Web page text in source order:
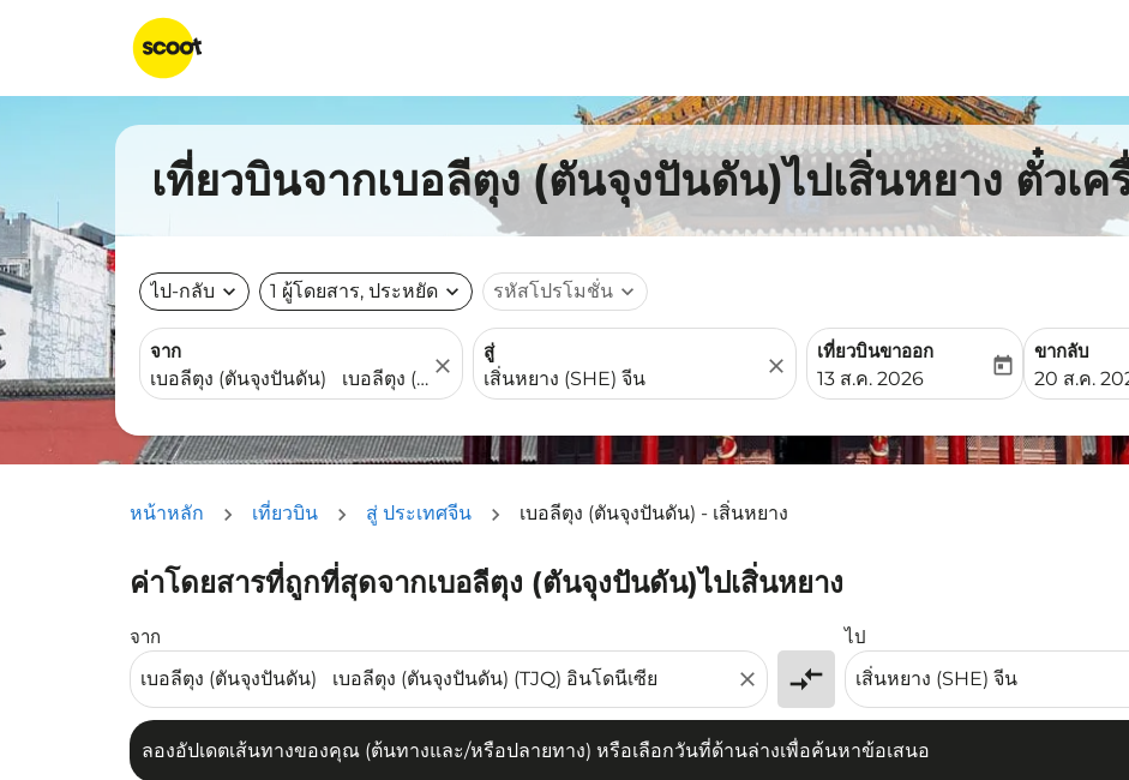
เที่ยวบินจากเบอลีตุง (ตันจุงปันดัน)ไปเสิ่นหยาง ตั๋วเ
ไป-กลับ expand_more 1 ผู้โดยสาร, ประหยัด expand_more รหัสโปรโมชั่น expand_more
จาก
close
สู่
close
เที่ยวบินขาออก
fc-booking-departure-date-aria-
13 ส.ค. 2026
today
ขากลับ
fc-
20 ส.ค.
หน้าหลัก เที่ยวบิน สู่ ประเทศจีน เบอลีตุง (ตันจุงปันดัน) - เสิ่นหยาง
ค่าโดยสารที่ถูกที่สุดจากเบอลีตุง (ตันจุงปันดัน)ไปเสิ่นหยาง
จาก
close compare_arrows
ไป
ลองอัปเดตเส้นทางของคุณ (ต้นทางและ/หรือปลายทาง) หรือเลือกวันที่ด้านล่างเพื่อค้นหาข้อเสนอ
ลองอัปเดตเส้นทางของคุณ (ต้นทางและ/หรือปลายทาง) หรือเลือกวันที่ด้านล่างเพื่อค้นหาข้อเสนอ